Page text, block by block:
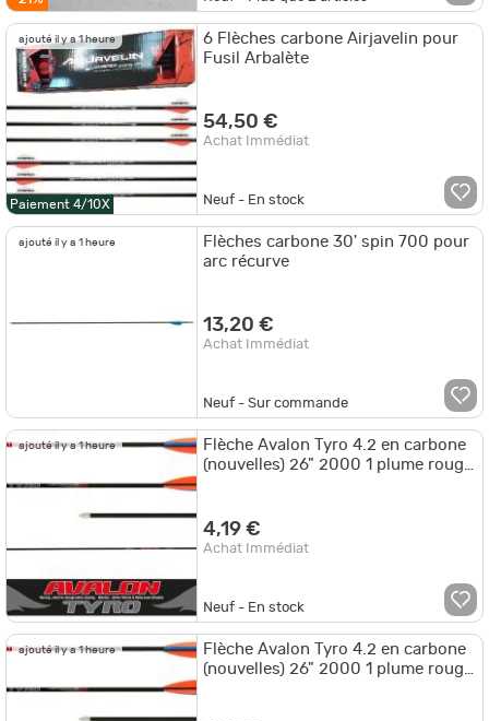
ajouté il y a 1 heure
Paiement 4/10X
6 Flèches carbone Airjavelin pour
Fusil Arbalète
54,50 €
Achat Immédiat
Neuf - En stock
ajouté il y a 1 heure
Flèches carbone 30' spin 700 pour
arc récurve
13,20 €
Achat Immédiat
Neuf - Sur commande
ajouté il y a 1 heure
Flèche Avalon Tyro 4.2 en carbone
(nouvelles) 26" 2000 1 plume rouge
4,19 €
Achat Immédiat
Neuf - En stock
ajouté il y a 1 heure
Flèche Avalon Tyro 4.2 en carbone
(nouvelles) 26" 2000 1 plume rouge